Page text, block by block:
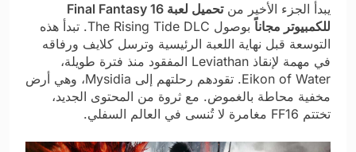
يبدأ الجزء الأخير من
تحميل لعبة Final Fantasy 16
للكمبيوتر مجاناً
بوصول The Rising Tide DLC. تبدأ هذه
التوسعة قبل نهاية اللعبة الرئيسية وترسل كلايف ورفاقه
في مهمة لإنقاذ Leviathan المفقود منذ فترة طويلة،
Eikon of Water. تقودهم رحلتهم إلى Mysidia، وهي أرض
مخفية محاطة بالغموض. مع ثروة من المحتوى الجديد،
تختتم FF16 مغامرة لا تُنسى في العالم السفلي.